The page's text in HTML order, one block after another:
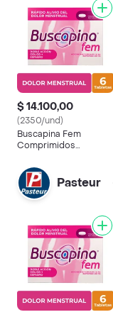
$ 14.100,00
(2350/und)
Buscapina Fem
Comprimidos
Pasteur